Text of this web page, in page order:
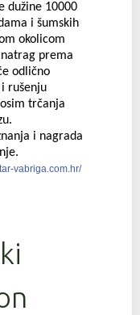
dužine 10000
i šumskih
okolicom
prema
odlično
rušenju
trčanja
i nagrada
vabriga.com.hr/